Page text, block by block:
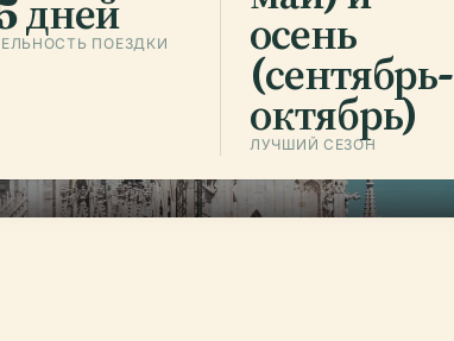
дней
ПОЕЗДКИ осень
(сентябрь-
октябрь)
ЛУЧШИЙ СЕЗОН